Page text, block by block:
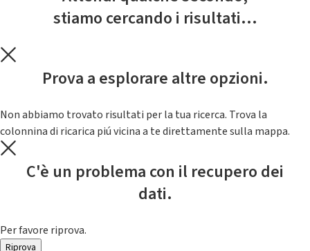
stiamo cercando i risultati...
Prova a esplorare altre opzioni.
Non abbiamo trovato risultati per la tua ricerca. Trova la
colonnina di ricarica piú vicina a te direttamente sulla mappa.
C'è un problema con il recupero dei
dati.
Per favore riprova.
Riprova